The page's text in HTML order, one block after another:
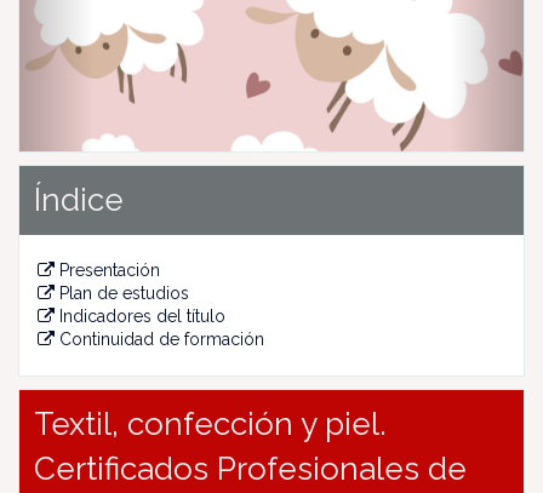
u
s
Índice
Presentación
Plan de estudios
Indicadores del título
Continuidad de formación
Textil, confección y piel.
Certificados Profesionales de